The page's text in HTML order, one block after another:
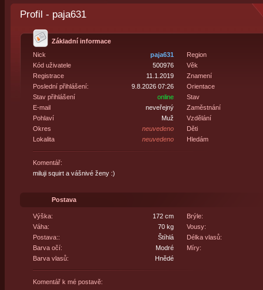
Profil - paja631
Základní informace
Nick
paja631
Kód uživatele
500976
Registrace
11.1.2019
Poslední přihlášení:
9.8.2026 07:26
Stav přihlášení
online
E-mail
neveřejný
Pohlaví
Muž
Okres
neuvedeno
Lokalita
neuvedeno
Region
Věk
Znamení
Orientace
Stav
Zaměstnání
Vzdělání
Děti
Hledám
Komentář:
miluji squirt a vášnivé ženy :)
Postava
Výška:
172 cm
Váha:
70 kg
Postava::
Štíhlá
Barva očí:
Modré
Barva vlasů:
Hnědé
Brýle:
Vousy:
Délka vlasů:
Míry:
Komentář k mé postavě: